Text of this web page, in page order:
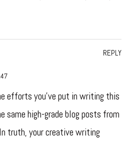
efforts you’ve put in writing this
same high-grade blog posts from
truth, your creative writing
REPLY